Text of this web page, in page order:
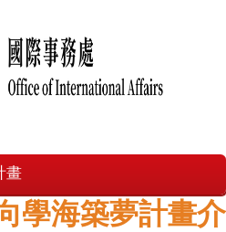
畫
學海築夢計畫介